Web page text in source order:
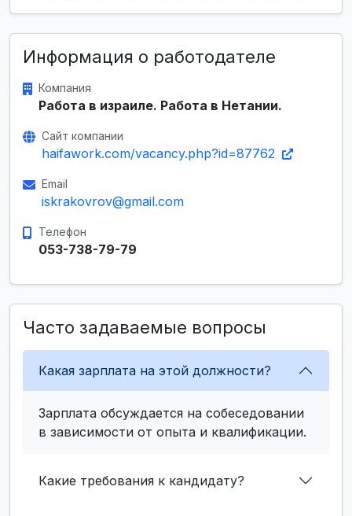
Информация о работодателе
Компания
Работа в израиле. Работа в Нетании.
Сайт компании
haifawork.com/vacancy.php?id=87762
Email
iskrakovrov@gmail.com
Телефон
053-738-79-79
Часто задаваемые вопросы
Какая зарплата на этой должности?
Зарплата обсуждается на собеседовании
в зависимости от опыта и квалификации.
Какие требования к кандидату?